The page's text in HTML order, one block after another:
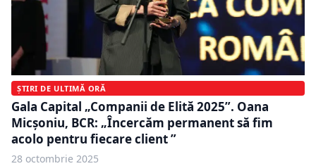
ȘTIRI DE ULTIMĂ ORĂ
Gala Capital „Companii de Elită 2025”. Oana
Micșoniu, BCR: „Încercăm permanent să fim
acolo pentru fiecare client ”
28 octombrie 2025